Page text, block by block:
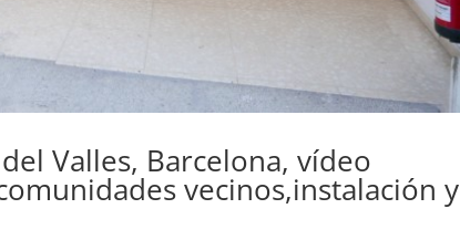
Valles, Barcelona, vídeo
vecinos,instalación y